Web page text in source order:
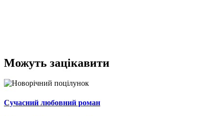
Можуть зацікавити
Сучасний любовний роман